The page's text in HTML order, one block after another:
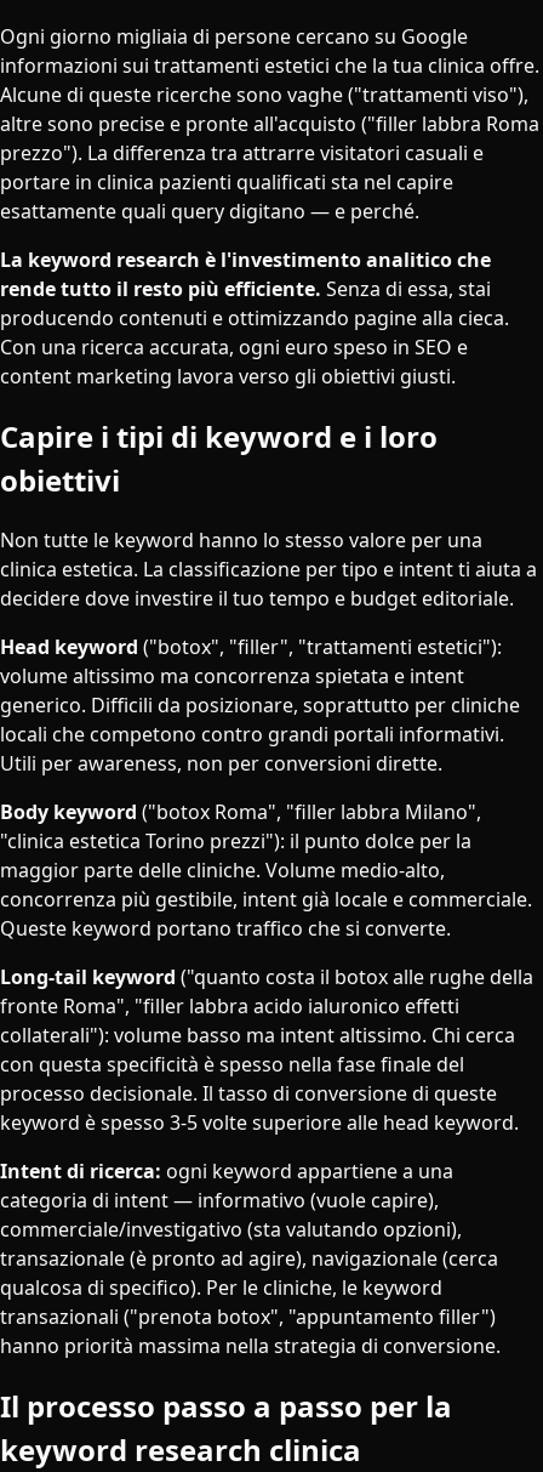
Ogni giorno migliaia di persone cercano su Google
informazioni sui trattamenti estetici che la tua clinica offre.
Alcune di queste ricerche sono vaghe ("trattamenti viso"),
altre sono precise e pronte all'acquisto ("filler labbra Roma
prezzo"). La differenza tra attrarre visitatori casuali e
portare in clinica pazienti qualificati sta nel capire
esattamente quali query digitano — e perché.
La keyword research è l'investimento analitico che
rende tutto il resto più efficiente. Senza di essa, stai
producendo contenuti e ottimizzando pagine alla cieca.
Con una ricerca accurata, ogni euro speso in SEO e
content marketing lavora verso gli obiettivi giusti.
Capire i tipi di keyword e i loro
obiettivi
Non tutte le keyword hanno lo stesso valore per una
clinica estetica. La classificazione per tipo e intent ti aiuta a
decidere dove investire il tuo tempo e budget editoriale.
Head keyword ("botox", "filler", "trattamenti estetici"):
volume altissimo ma concorrenza spietata e intent
generico. Difficili da posizionare, soprattutto per cliniche
locali che competono contro grandi portali informativi.
Utili per awareness, non per conversioni dirette.
Body keyword ("botox Roma", "filler labbra Milano",
"clinica estetica Torino prezzi"): il punto dolce per la
maggior parte delle cliniche. Volume medio-alto,
concorrenza più gestibile, intent già locale e commerciale.
Queste keyword portano traffico che si converte.
Long-tail keyword ("quanto costa il botox alle rughe della
fronte Roma", "filler labbra acido ialuronico effetti
collaterali"): volume basso ma intent altissimo. Chi cerca
con questa specificità è spesso nella fase finale del
processo decisionale. Il tasso di conversione di queste
keyword è spesso 3-5 volte superiore alle head keyword.
Intent di ricerca: ogni keyword appartiene a una
categoria di intent — informativo (vuole capire),
commerciale/investigativo (sta valutando opzioni),
transazionale (è pronto ad agire), navigazionale (cerca
qualcosa di specifico). Per le cliniche, le keyword
transazionali ("prenota botox", "appuntamento filler")
hanno priorità massima nella strategia di conversione.
Il processo passo a passo per la
keyword research clinica